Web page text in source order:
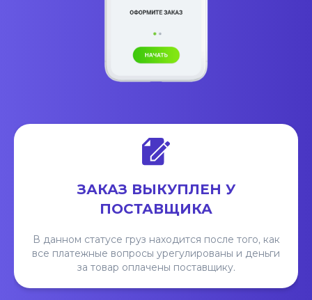
ЗАКАЗ ВЫКУПЛЕН У
ПОСТАВЩИКА
В данном статусе груз находится после того, как
все платежные вопросы урегулированы и деньги
за товар оплачены поставщику.